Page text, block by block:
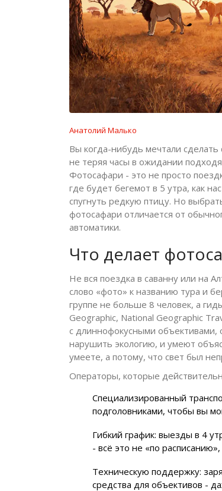
Анатолий Малько
Вы когда-нибудь мечтали сделать
не теряя часы в ожидании
Фотосафари - это не просто
где будет бегемот в 5 утра, как
спугнуть редкую птицу. Но
фотосафари отличается от
автоматики.
Что делает
Не вся поездка в саванну или на
слово «фото» к названию тура и
группе не больше 8 человек, а
Geographic, National Geographic
с длиннофокусными объективами,
нарушить экологию, и умеют
умеете, а потому, что свет был
Операторы, которые
Специализированный
подголовниками, чтобы вы
Гибкий график: выезды в 4
- всё это не «по
Техническую поддержку:
средства для объективов -